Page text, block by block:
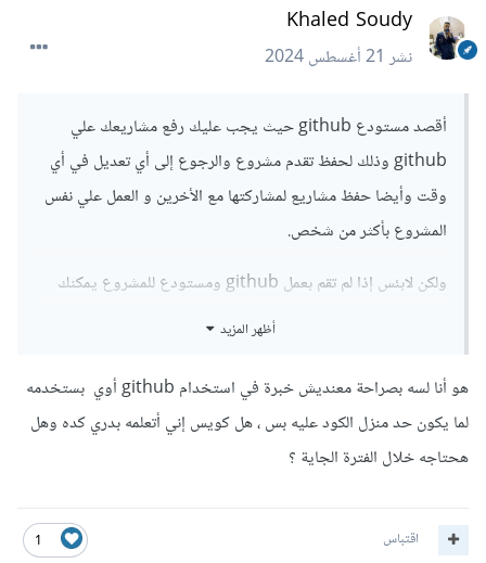
Khaled Soudy
نشر21 أغسطس 2024
أقصد مستودع github حيث يجب عليك رفع مشاريعك علي
github وذلك لحفظ تقدم مشروع والرجوع إلى أي تعديل في أي
وقت وأيضا حفظ مشاريع لمشاركتها مع الأخرين و العمل علي نفس
المشروع بأكثر من شخص.
ولكن لابئس إذا لم تقم بعمل github ومستودع للمشروع يمكنك
إرسال ملفات المشروع لا مشكلة.أظهر المزيد
هو أنا لسه بصراحة معنديش خبرة في استخدام github أوي بستخدمه
لما يكون حد منزل الكود عليه بس ، هل كويس إني أتعلمه بدري كده وهل
هحتاجه خلال الفترة الجاية ؟
1 اقتباس